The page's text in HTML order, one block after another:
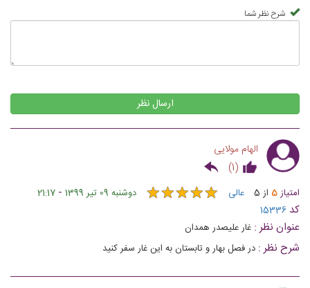
شرح نظر شما
ارسال نظر
الهام مولایی
(
1
)
امتیاز5 از 5 عالی ★★★★★
★★★★★ دوشنبه 09 تیر 1399 -
21:17
کد 15336
عنوان نظر : غار علیصدر همدان
شرح نظر : در فصل بهار و تابستان به این غار سفر کنید